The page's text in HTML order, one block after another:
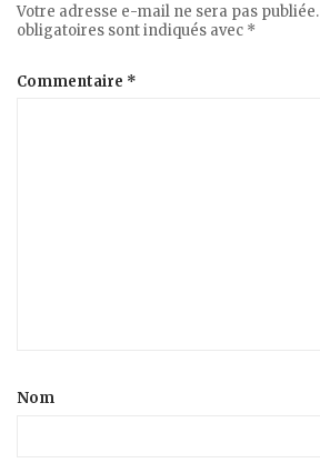
Votre adresse e-mail ne sera pas publiée.
obligatoires sont indiqués avec *
Commentaire *
Nom